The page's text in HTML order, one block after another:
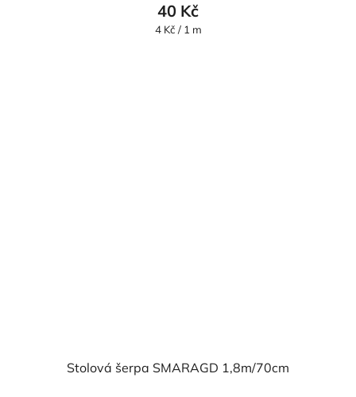
40 Kč
Měrná
4 Kč / 1 m
Stolová šerpa SMARAGD 1,8m/70cm